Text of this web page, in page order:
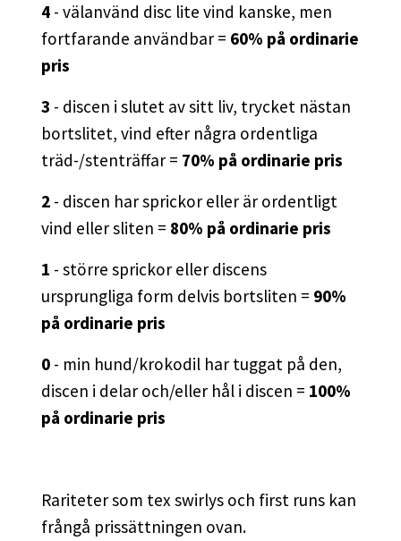
4 - välanvänd disc lite vind kanske, men
fortfarande användbar = 60% på ordinarie
pris
3 - discen i slutet av sitt liv, trycket nästan
bortslitet, vind efter några ordentliga
träd-/stenträffar = 70% på ordinarie pris
2 - discen har sprickor eller är ordentligt
vind eller sliten = 80% på ordinarie pris
1 - större sprickor eller discens
ursprungliga form delvis bortsliten = 90%
på ordinarie pris
0 - min hund/krokodil har tuggat på den,
discen i delar och/eller hål i discen = 100%
på ordinarie pris
Rariteter som tex swirlys och first runs kan
frångå prissättningen ovan.